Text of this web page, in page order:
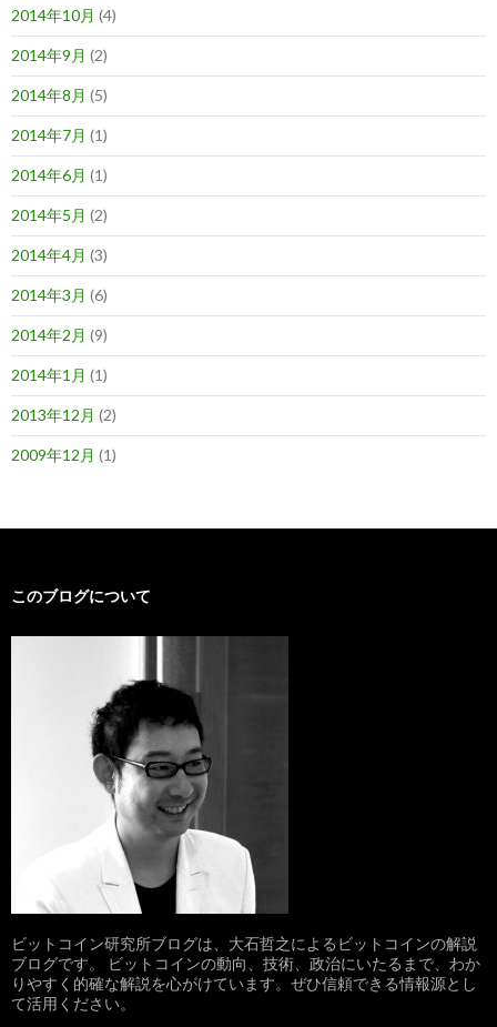
2014年10月 (4)
2014年9月 (2)
2014年8月 (5)
2014年7月 (1)
2014年6月 (1)
2014年5月 (2)
2014年4月 (3)
2014年3月 (6)
2014年2月 (9)
2014年1月 (1)
2013年12月 (2)
2009年12月 (1)
このブログについて
ビットコイン研究所ブログは、大石哲之によるビットコインの解説
ブログです。 ビットコインの動向、技術、政治にいたるまで、わか
りやすく的確な解説を心がけています。ぜひ信頼できる情報源とし
て活用ください。